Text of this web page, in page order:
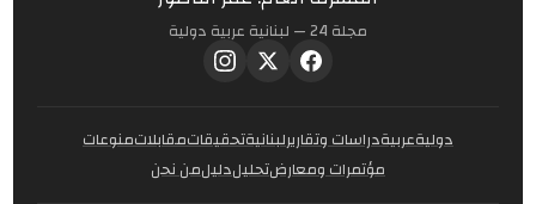
مجلة 24 — لبنانية عربية دولية
دوليةعربيةدراسات وتقاريرلبنانيةتحقيقاتمقابلاتمنوعات
مؤتمرات ومعارضتحليلدليلمن نحن